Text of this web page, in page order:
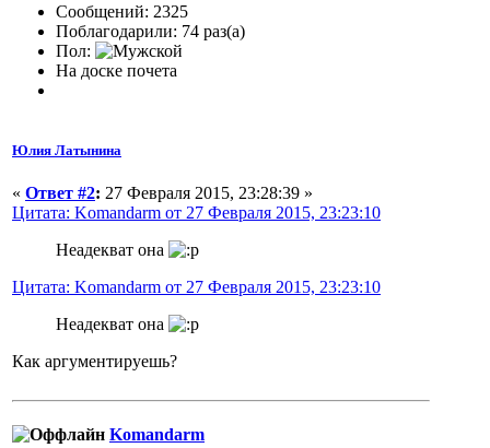
Сообщений: 2325
Поблагодарили: 74 раз(а)
Пол:
На доске почета
Юлия Латынина
« Ответ #2: 27 Февраля 2015, 23:28:39 »
Цитата: Komandarm от 27 Февраля 2015, 23:23:10
Неадекват она
Цитата: Komandarm от 27 Февраля 2015, 23:23:10
Неадекват она
Как аргументируешь?
Komandarm